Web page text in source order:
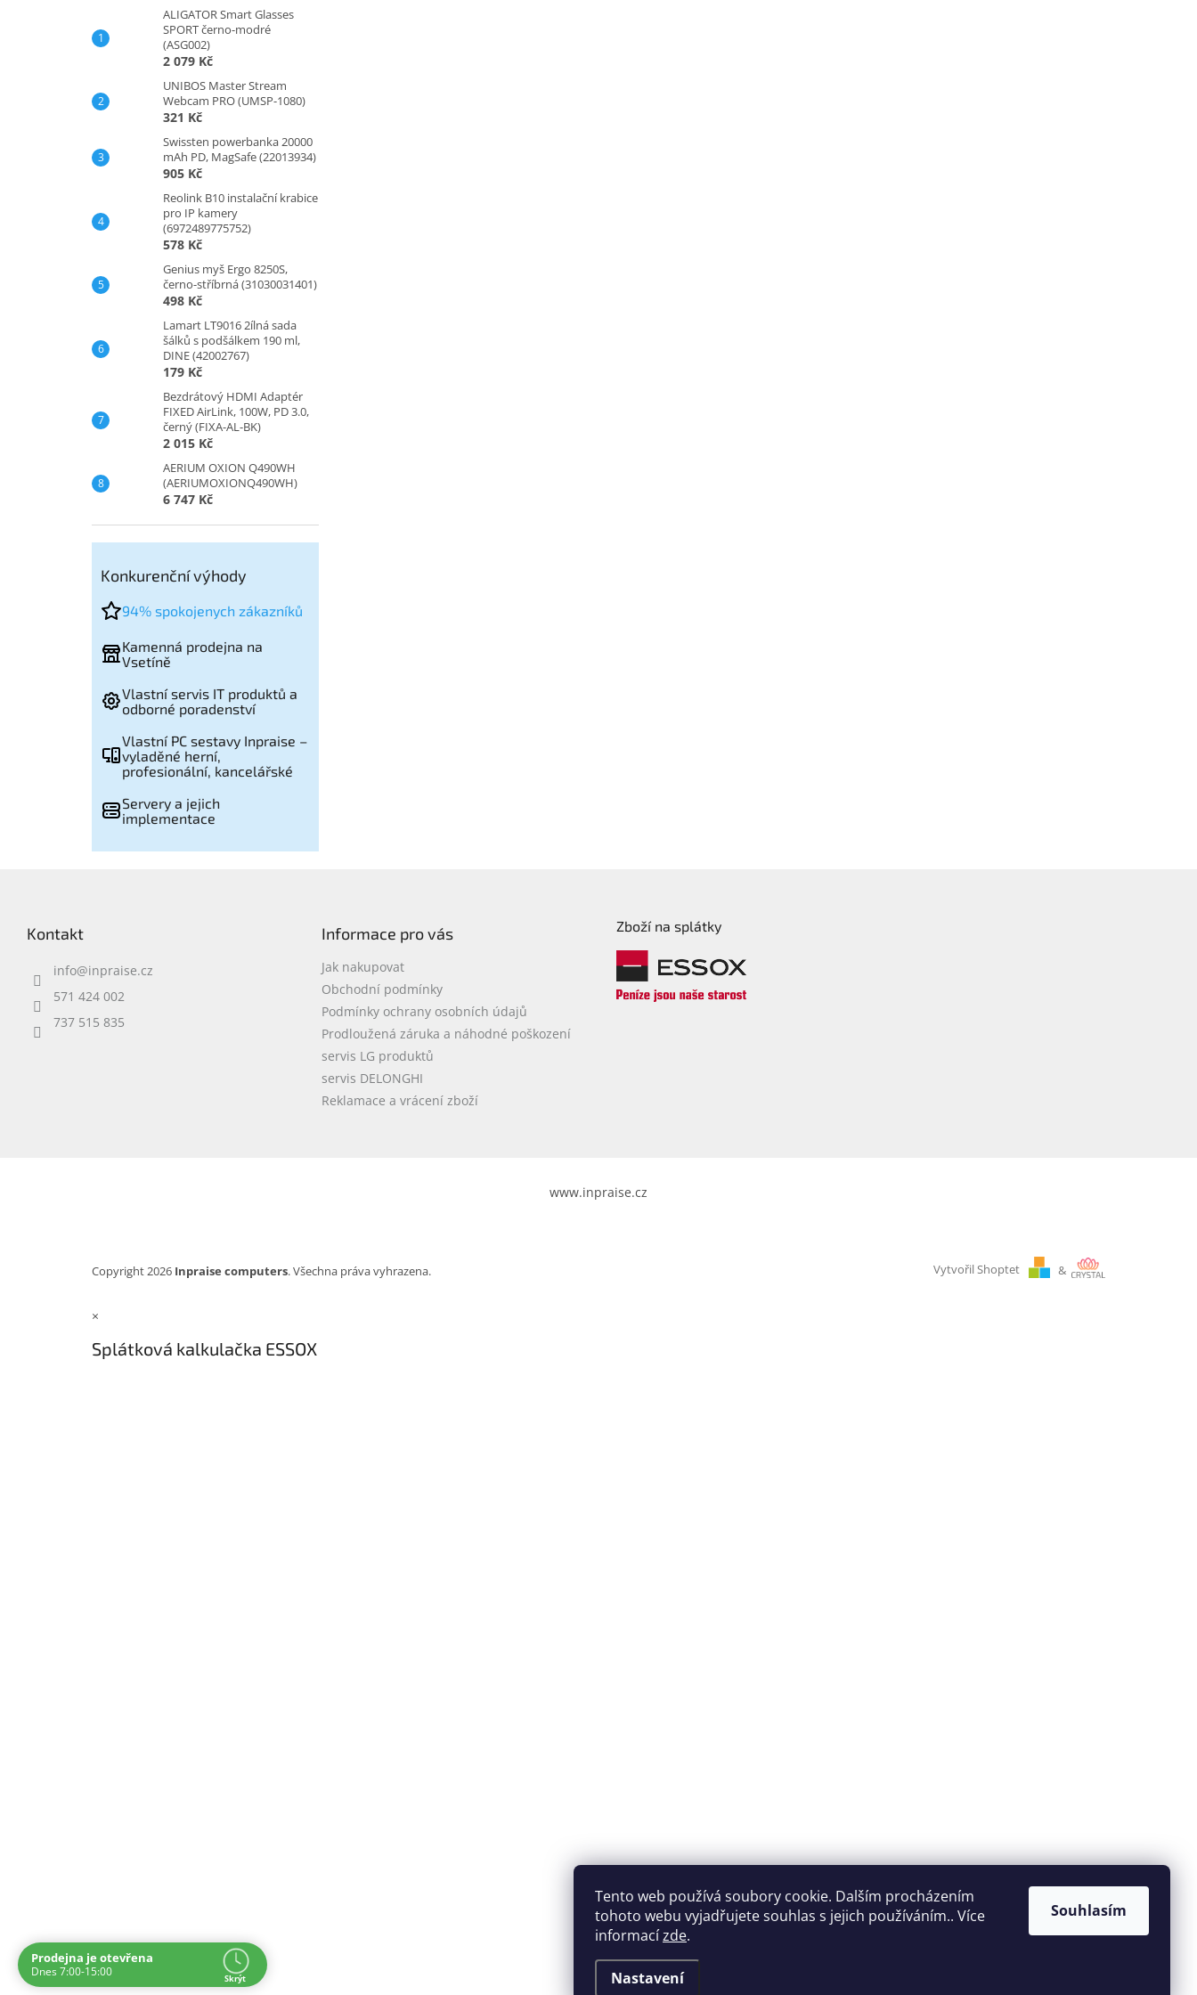
Tento web používá soubory cookie. Dalším procházením
tohoto webu vyjadřujete souhlas s jejich používáním.. Více
informacízde.
Nastavení
Souhlasím
ALIGATOR Smart Glasses
SPORT černo-modré
(ASG002)
2 079 Kč
UNIBOS Master Stream
Webcam PRO (UMSP-1080)
321 Kč
Swissten powerbanka 20000
mAh PD, MagSafe (22013934)
905 Kč
Reolink B10 instalační krabice
pro IP kamery
(6972489775752)
578 Kč
Genius myš Ergo 8250S,
černo-stříbrná (31030031401)
498 Kč
Lamart LT9016 2ílná sada
šálků s podšálkem 190 ml,
DINE (42002767)
179 Kč
Bezdrátový HDMI Adaptér
FIXED AirLink, 100W, PD 3.0,
černý (FIXA-AL-BK)
2 015 Kč
AERIUM OXION Q490WH
(AERIUMOXIONQ490WH)
6 747 Kč
Konkurenční výhody
94% spokojenych zákazníků
Kamenná prodejna na
Vsetíně
Vlastní servis IT produktů a
odborné poradenství
Vlastní PC sestavy Inpraise –
vyladěné herní,
profesionální, kancelářské
Servery a jejich
implementace
Kontakt
info@inpraise.cz
571 424 002
737 515 835
Informace pro vás
Jak nakupovat
Obchodní podmínky
Podmínky ochrany osobních údajů
Prodloužená záruka a náhodné poškození
servis LG produktů
servis DELONGHI
Reklamace a vrácení zboží
Zboží na splátky
www.inpraise.cz
Vytvořil Shoptet &
Copyright 2026 Inpraise computers. Všechna práva vyhrazena.
×
Splátková kalkulačka ESSOX
Prodejna je otevřena
Dnes 7:00-15:00
Skrýt
Navštivte nás osobně
Čas